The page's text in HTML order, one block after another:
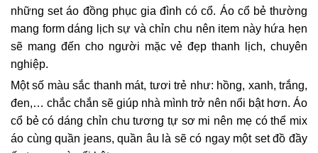
những set áo đồng phục gia đình có cổ. Áo cổ bẻ thường
mang form dáng lịch sự và chỉn chu nên item này hứa hẹn
sẽ mang đến cho người mặc vẻ đẹp thanh lịch, chuyên
nghiệp.
Một số màu sắc thanh mát, tươi trẻ như: hồng, xanh, trắng,
đen,… chắc chắn sẽ giúp nhà mình trở nên nổi bật hơn. Áo
cổ bẻ có dáng chỉn chu tương tự sơ mi nên mẹ có thể mix
áo cùng quần jeans, quần âu là sẽ có ngay một set đồ đầy